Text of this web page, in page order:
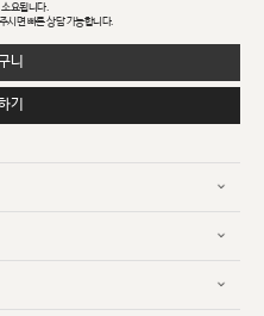
요됩니다.
시면 빠른 상담 가능합니다.
니
기